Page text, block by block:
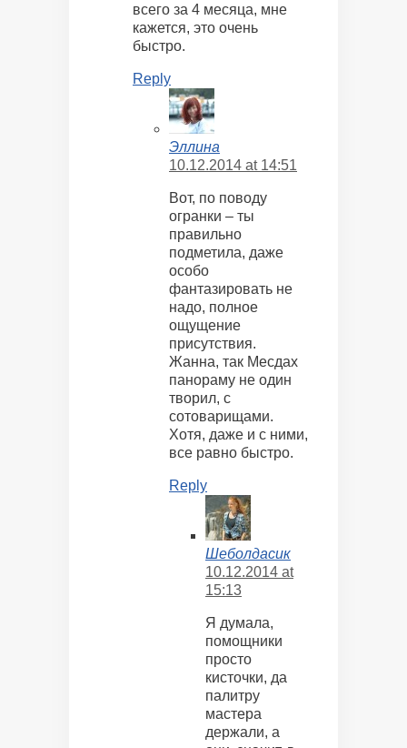
всего за 4 месяца, мне
кажется, это очень
быстро.
Reply
Эллина
10.12.2014 at 14:51
Вот, по поводу
огранки – ты
правильно
подметила, даже
особо
фантазировать не
надо, полное
ощущение
присутствия.
Жанна, так Месдах
панораму не один
творил, с
сотоварищами.
Хотя, даже и с ними,
все равно быстро.
Reply
Шеболдасик
10.12.2014 at
15:13
Я думала,
помощники
просто
кисточки, да
палитру
мастера
держали, а